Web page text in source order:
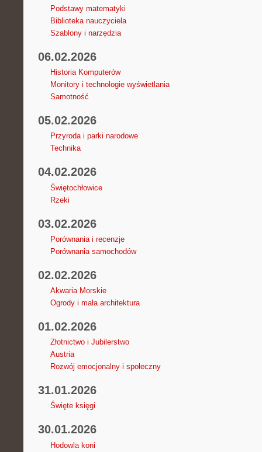
Podstawy matematyki
Biblioteka nauczyciela
Szablony i narzędzia
06.02.2026
Historia Komputerów
Monitory i technologie wyświetlania
Samotność
05.02.2026
Przyroda i parki narodowe
Technika
04.02.2026
Świętochłowice
Rzeki
03.02.2026
Porównania i recenzje
Porównania samochodów
02.02.2026
Akwaria Morskie
Ogrody i mała architektura
01.02.2026
Złotnictwo i Jubilerstwo
Austria
Rozwój emocjonalny i społeczny
31.01.2026
Święte księgi
30.01.2026
Hodowla koni